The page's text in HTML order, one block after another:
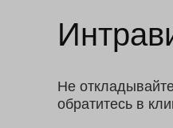
Не
обратитесь в